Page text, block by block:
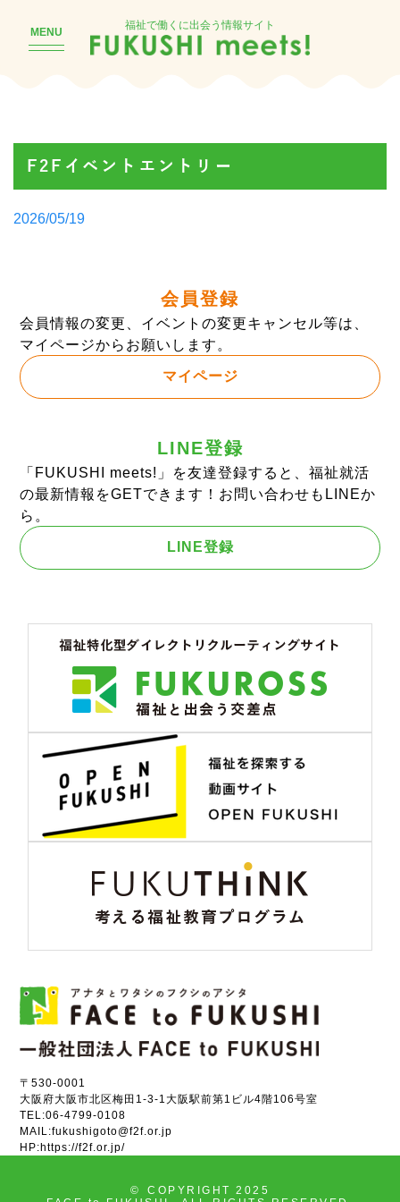
MENU
福祉で働くに出会う情報サイト
F2Fイベントエントリー
Posted
2026/05/19
会員登録
会員情報の変更、イベントの変更キャンセル等は、
マイページからお願いします。
マイページ
LINE登録
「FUKUSHI meets!」を友達登録すると、福祉就活
の最新情報をGETできます！お問い合わせもLINEか
ら。
LINE登録
〒530-0001
大阪府大阪市北区梅田1-3-1大阪駅前第1ビル4階106号室
TEL:06-4799-0108
MAIL:fukushigoto@f2f.or.jp
HP:https://f2f.or.jp/
©
COPYRIGHT 2025